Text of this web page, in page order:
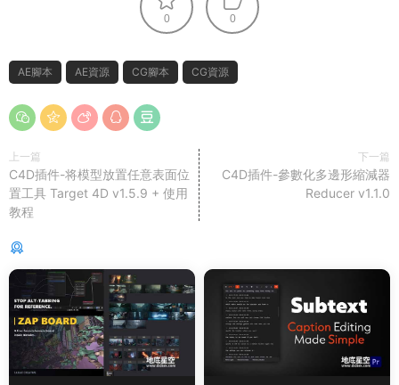
0 0
AE腳本 AE資源 CG腳本 CG資源
上一篇
C4D插件-将模型放置任意表面位
置工具 Target 4D v1.5.9 + 使用
教程
下一篇
C4D插件-參數化多邊形縮減器
Reducer v1.1.0